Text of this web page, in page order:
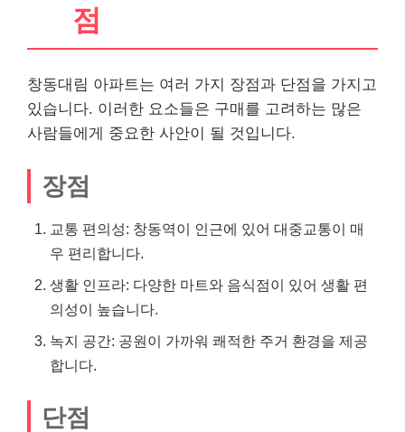
점
창동대림 아파트는 여러 가지 장점과 단점을 가지고
있습니다. 이러한 요소들은 구매를 고려하는 많은
사람들에게 중요한 사안이 될 것입니다.
장점
교통 편의성: 창동역이 인근에 있어 대중교통이 매
우 편리합니다.
생활 인프라: 다양한 마트와 음식점이 있어 생활 편
의성이 높습니다.
녹지 공간: 공원이 가까워 쾌적한 주거 환경을 제공
합니다.
단점